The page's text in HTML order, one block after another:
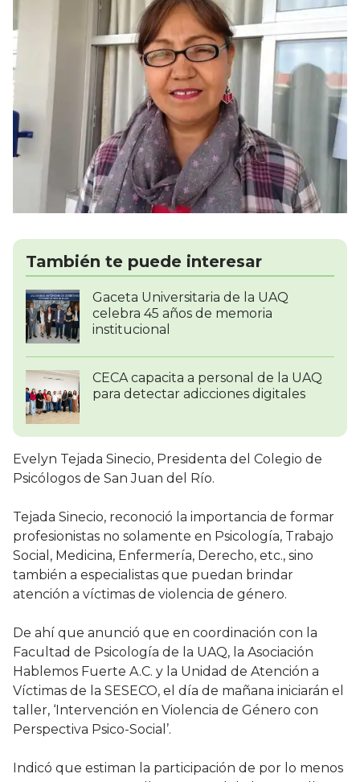
También te puede interesar
Gaceta Universitaria de la UAQ
celebra 45 años de memoria
institucional
CECA capacita a personal de la UAQ
para detectar adicciones digitales
Evelyn Tejada Sinecio, Presidenta del Colegio de
Psicólogos de San Juan del Río.
Tejada Sinecio, reconoció la importancia de formar
profesionistas no solamente en Psicología, Trabajo
Social, Medicina, Enfermería, Derecho, etc., sino
también a especialistas que puedan brindar
atención a víctimas de violencia de género.
De ahí que anunció que en coordinación con la
Facultad de Psicología de la UAQ, la Asociación
Hablemos Fuerte A.C. y la Unidad de Atención a
Víctimas de la SESECO, el día de mañana iniciarán el
taller, ‘Intervención en Violencia de Género con
Perspectiva Psico-Social’.
Indicó que estiman la participación de por lo menos